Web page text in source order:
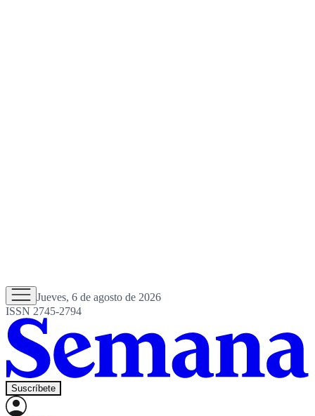
Jueves, 6 de agosto de 2026
ISSN 2745-2794
Suscríbete